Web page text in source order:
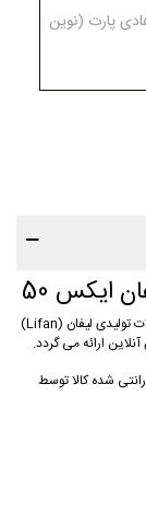
پارت (نوین
ایکس 50
قطعه کشویی کوچک سپر عقب راست لیفان ایکس 50 از محصولات تولیدی لیفان (Lifan)
ارائه می گردد.
شده کالا توسط